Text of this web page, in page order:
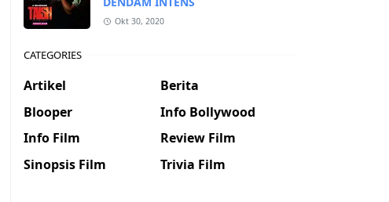
Okt 30, 2020
CATEGORIES
Artikel
Berita
Blooper
Info Bollywood
Info Film
Review Film
Sinopsis Film
Trivia Film